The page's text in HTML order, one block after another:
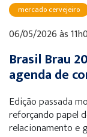
mercado cervejeiro
06/05/2026 às
Brasil Brau
agenda de
Edição passada
reforçando papel
relacionamento e